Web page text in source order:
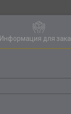
Информация для